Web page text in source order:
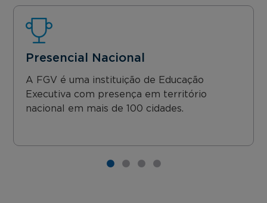
Presencial Nacional
A FGV é uma instituição de Educação
Executiva com presença em território
nacional em mais de 100 cidades.